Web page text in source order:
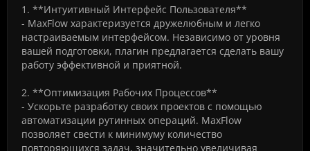
1. **Интуитивный Интерфейс Пользователя**
- MaxFlow характеризуется дружелюбным и легко
настраиваемым интерфейсом. Независимо от уровня
вашей подготовки, плагин предлагается сделать вашу
работу эффективной и приятной.
2. **Оптимизация Рабочих Процессов**
- Ускорьте разработку своих проектов с помощью
автоматизации рутинных операций. MaxFlow
позволяет свести к минимуму количество
повторяющихся задач, значительно увеличивая